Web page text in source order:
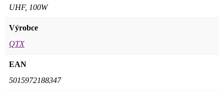
UHF, 100W
Výrobce
QTX
EAN
5015972188347